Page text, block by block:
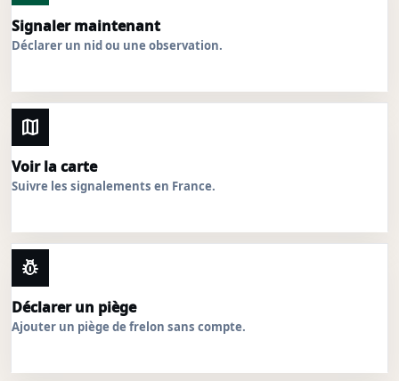
Signaler maintenant
Déclarer un nid ou une observation.
map
Voir la carte
Suivre les signalements en France.
pest_control
Déclarer un piège
Ajouter un piège de frelon sans compte.